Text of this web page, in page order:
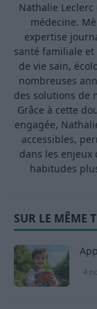
Nathalie
médecine.
expertise
santé familiale et
de vie sain,
nombreuses
des solutions de
Grâce à cette
engagée,
accessibles,
dans les enjeux
habitudes
SUR LE MÊME
4